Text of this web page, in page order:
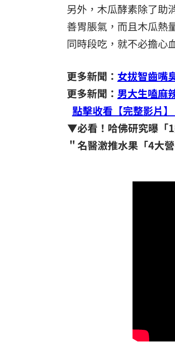
另外，木瓜酵素除了助
善胃脹氣，而且木瓜熱
同時段吃，就不必擔心
更多新聞： 女拔智齒嘴
更多新聞： 男大生嗑麻
點擊收看【完整影
▼必看！哈佛研究曝「
＂名醫激推水果「4大